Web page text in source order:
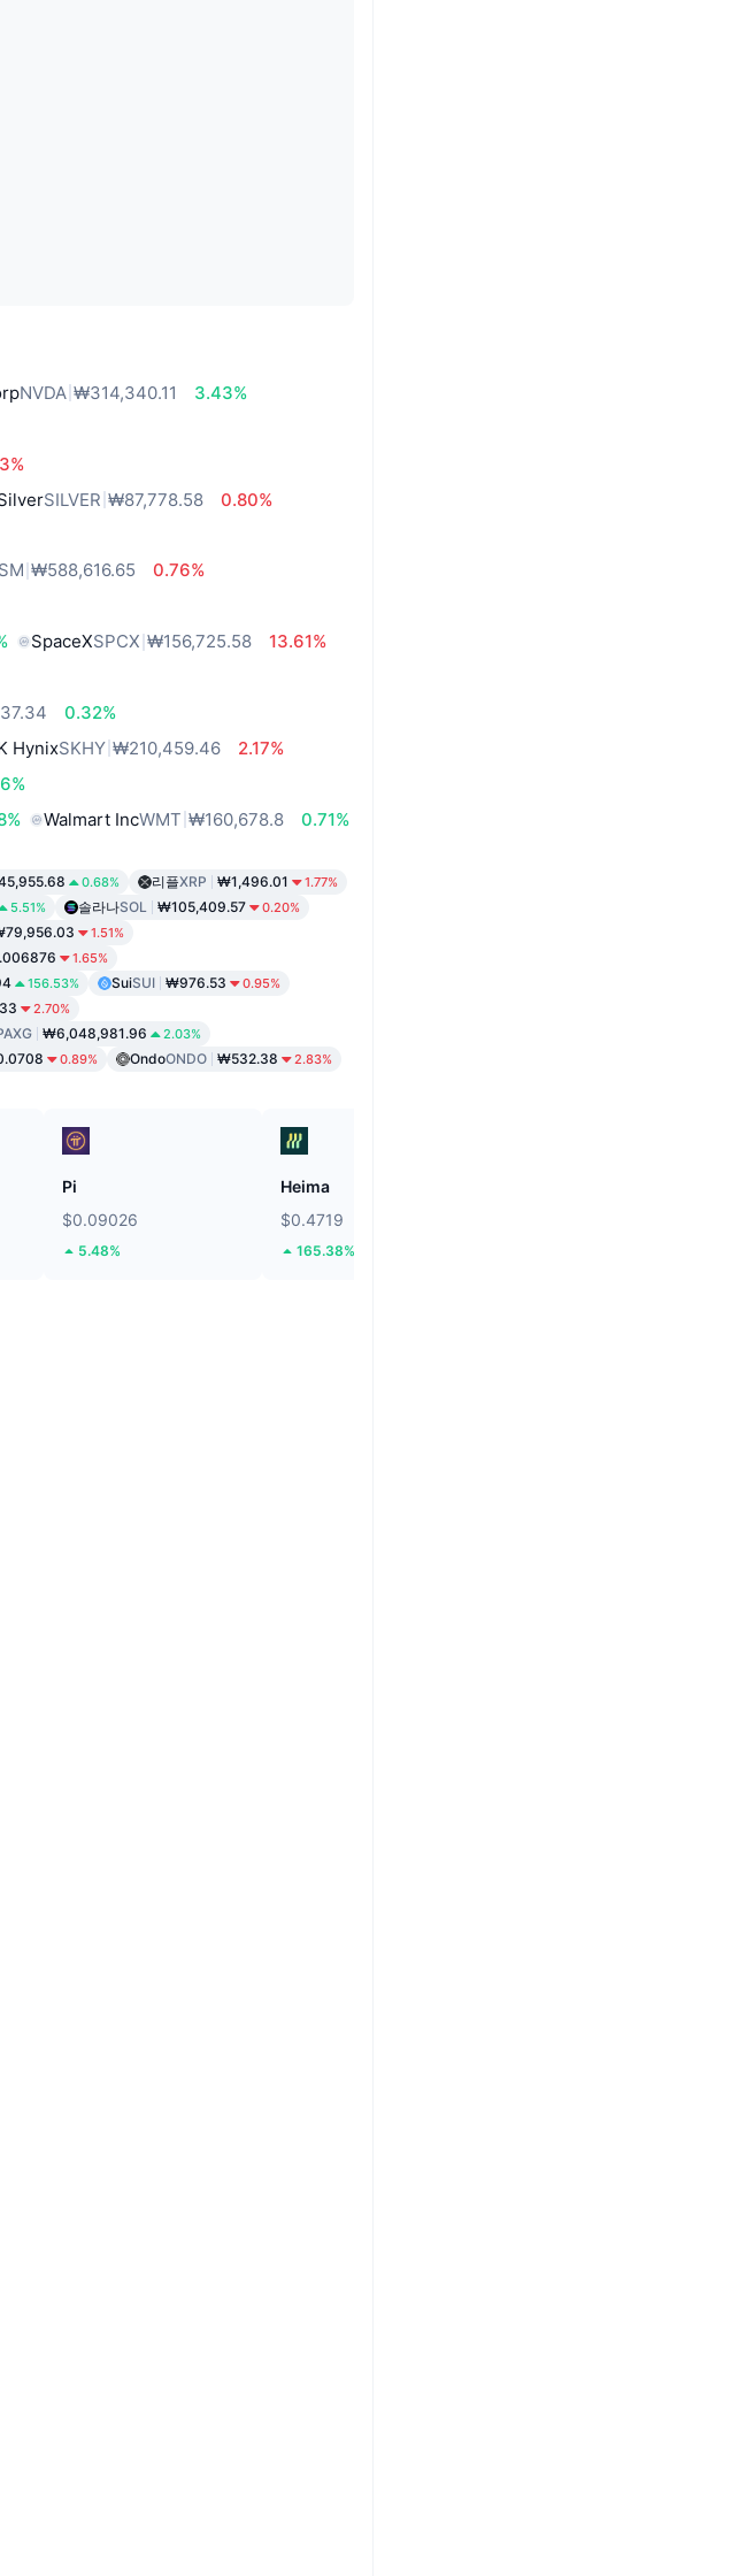
NVDA ₩314,340.11
3.43%
SILVER ₩87,778.58
0.80%
₩588,616.65
0.76%
SpaceXSPCX ₩156,725.58
13.61%
0.32%
HynixSKHY ₩210,459.46
2.17%
Walmart IncWMT ₩160,678.8 0.71%
0.68% 리플XRP ₩1,496.01 1.77%
5.51% 솔라나SOL ₩105,409.57 0.20%
1.51%
1.65%
156.53% SuiSUI ₩976.53 0.95%
2.70%
₩6,048,981.96 2.03%
0.89% OndoONDO ₩532.38 2.83%
Pi
$0.09026
5.48%
Heima
$0.4719
165.38%